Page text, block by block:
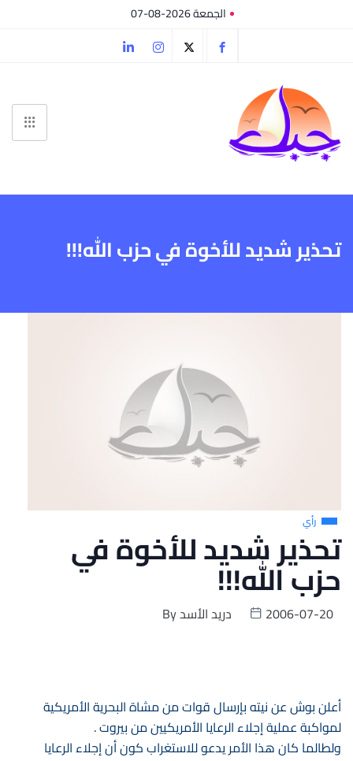
الجمعة 2026-08-07
تحذير شديد للأخوة في حزب الله!!!
رأي
تحذير شديد للأخوة في
حزب الله!!!
Byدريد الأسد 2006-07-20
أعلن بوش عن نيته بإرسال قوات من مشاة البحرية الأمريكية
لمواكبة عملية إجلاء الرعايا الأمريكيين من بيروت .
ولطالما كان هذا الأمر يدعو للاستغراب كون أن إجلاء الرعايا